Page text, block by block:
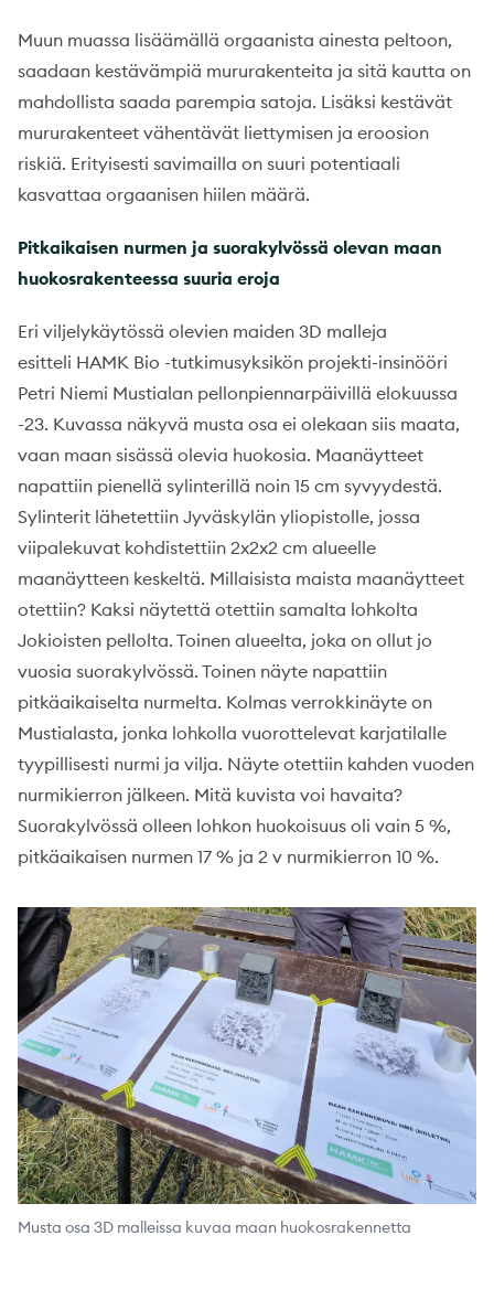
Muun muassa lisäämällä orgaanista ainesta peltoon,
saadaan kestävämpiä mururakenteita ja sitä kautta on
mahdollista saada parempia satoja. Lisäksi kestävät
mururakenteet vähentävät liettymisen ja eroosion
riskiä. Erityisesti savimailla on suuri potentiaali
kasvattaa orgaanisen hiilen määrä.
Pitkaikaisen nurmen ja suorakylvössä olevan maan
huokosrakenteessa suuria eroja
Eri viljelykäytössä olevien maiden 3D malleja
esitteli HAMK Bio -tutkimusyksikön projekti-insinööri
Petri Niemi Mustialan pellonpiennarpäivillä elokuussa
-23. Kuvassa näkyvä musta osa ei olekaan siis maata,
vaan maan sisässä olevia huokosia. Maanäytteet
napattiin pienellä sylinterillä noin 15 cm syvyydestä.
Sylinterit lähetettiin Jyväskylän yliopistolle, jossa
viipalekuvat kohdistettiin 2x2x2 cm alueelle
maanäytteen keskeltä. Millaisista maista maanäytteet
otettiin? Kaksi näytettä otettiin samalta lohkolta
Jokioisten pellolta. Toinen alueelta, joka on ollut jo
vuosia suorakylvössä. Toinen näyte napattiin
pitkäaikaiselta nurmelta. Kolmas verrokkinäyte on
Mustialasta, jonka lohkolla vuorottelevat karjatilalle
tyypillisesti nurmi ja vilja. Näyte otettiin kahden vuoden
nurmikierron jälkeen. Mitä kuvista voi havaita?
Suorakylvössä olleen lohkon huokoisuus oli vain 5 %,
pitkäaikaisen nurmen 17 % ja 2 v nurmikierron 10 %.
Musta osa 3D malleissa kuvaa maan huokosrakennetta